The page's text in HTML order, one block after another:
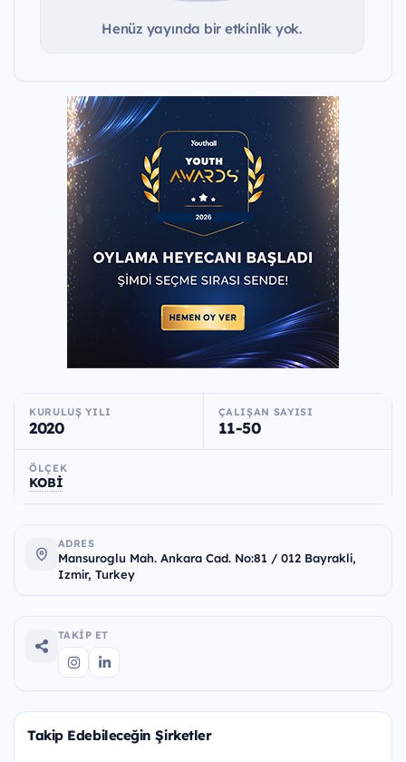
Henüz yayında bir etkinlik yok.
KURULUŞ YILI
2020
ÇALIŞAN SAYISI
11-50
ÖLÇEK
KOBİ
ADRES
Mansuroglu Mah. Ankara Cad. No:81 / 012 Bayrakli,
Izmir, Turkey
TAKIP ET
Takip Edebileceğin Şirketler